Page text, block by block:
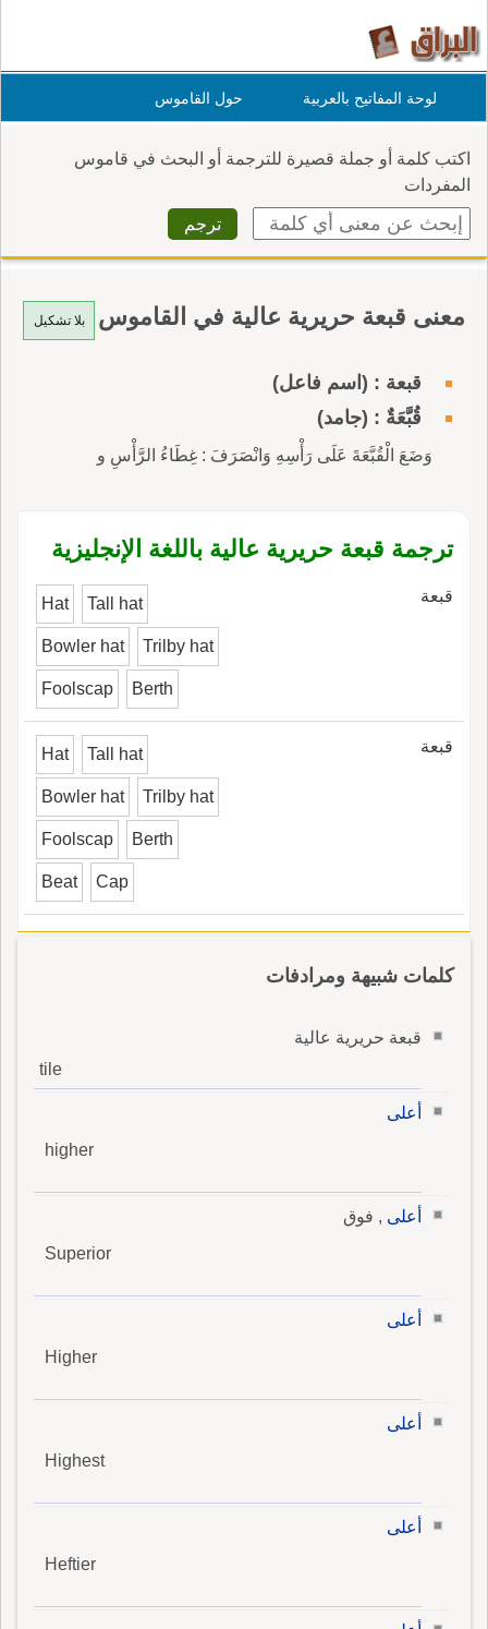
لوحة المفاتيح بالعربية حول القاموس
اكتب كلمة أو جملة قصيرة للترجمة أو البحث في قاموس
المفردات
بلا تشكيل معنى قبعة حريرية عالية في القاموس
قبعة : (اسم فاعل)
قُبَّعَةٌ : (جامد)
وَضَعَ الْقُبَّعَةَ عَلَى رَأْسِهِ وَانْصَرَفَ : غِطَاءُ الرَّأْسِ و
ترجمة قبعة حريرية عالية باللغة الإنجليزية
قبعة Hat Tall hat
Bowler hat Trilby hat
Foolscap Berth
قبعة Hat Tall hat
Bowler hat Trilby hat
Foolscap Berth
Beat Cap
كلمات شبيهة ومرادفات
قبعة حريرية عالية
tile
أعلى
higher
أعلى , فوق
Superior
أعلى
Higher
أعلى
Highest
أعلى
Heftier